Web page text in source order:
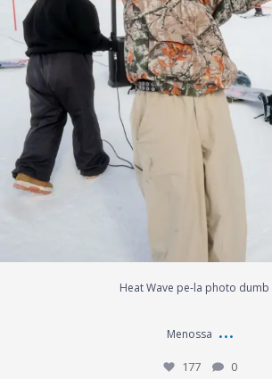
Heat Wave pe-la photo dumb
Menossa ...
177 0